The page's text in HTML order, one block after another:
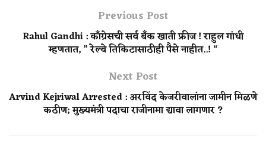
Previous Post
Rahul Gandhi : काँग्रेसची सर्व बँक खाती फ्रीज ! राहुल गांधी
म्हणतात, ” रेल्वे तिकिटासाठीही पैसे नाहीत..! “
Next Post
Arvind Kejriwal Arrested : अरविंद केजरीवालांना जामीन मिळणे
कठीण; मुख्यमंत्री पदाचा राजीनामा द्यावा लागणार ?